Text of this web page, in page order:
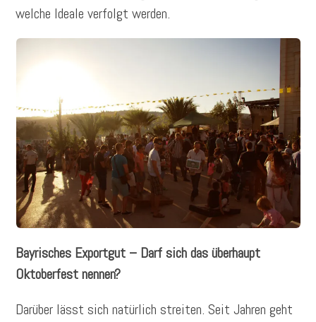
welche Ideale verfolgt werden.
Bayrisches Exportgut – Darf sich das überhaupt
Oktoberfest nennen?
Darüber lässt sich natürlich streiten. Seit Jahren geht